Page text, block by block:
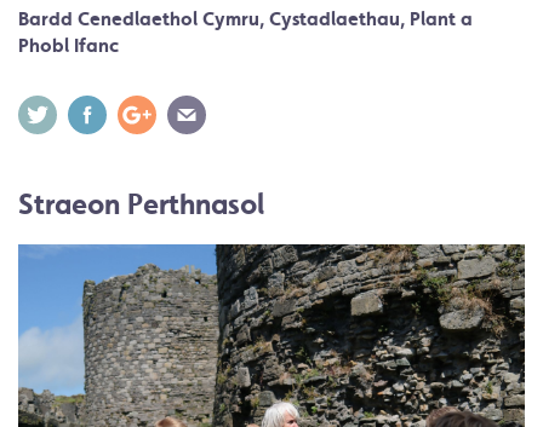
Bardd Cenedlaethol Cymru, Cystadlaethau, Plant a
Phobl Ifanc
Straeon Perthnasol